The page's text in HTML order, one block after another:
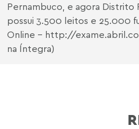
Pernambuco, e agora Distrito
possui 3.500 leitos e 25.000
Online - http://
na Íntegra)